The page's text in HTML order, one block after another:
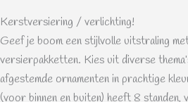
Kerstversiering / verlichting!
Geef je boom een stijlvolle uitstraling
versierpakketten. Kies uit diverse
afgestemde ornamenten in prachtige
(voor binnen en buiten) heeft 8 standen,